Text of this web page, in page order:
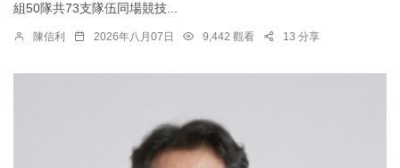
組50隊共73支隊伍同場競技...
陳信利 2026年八月07日 9,442 觀看 13 分享